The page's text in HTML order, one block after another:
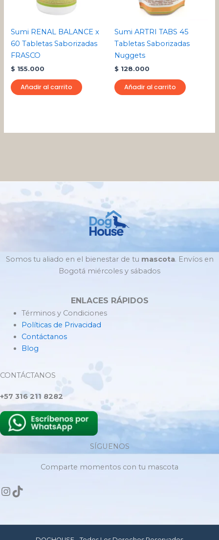
Sumi RENAL BALANCE x
60 Tabletas Saborizadas
FRASCO
$ 155.000
Añadir al carrito
Sumi ARTRI TABS 45
Tabletas Saborizadas
Nuggets
$ 128.000
Añadir al carrito
Somos tu aliado en el bienestar de tu mascota. Envíos en
Bogotá miércoles y sábados
ENLACES RÁPIDOS
Términos y Condiciones
Políticas de Privacidad
Contáctanos
Blog
CONTÁCTANOS
+57 316 211 8282
SÍGUENOS
Comparte momentos con tu mascota